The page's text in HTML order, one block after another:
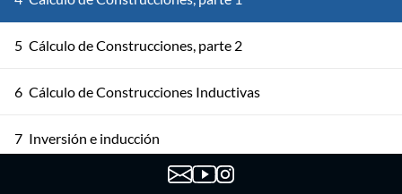
5 Cálculo de Construcciones, parte 2
6 Cálculo de Construcciones Inductivas
7 Inversión e inducción
Verificación y derivación formal de programas funcionales